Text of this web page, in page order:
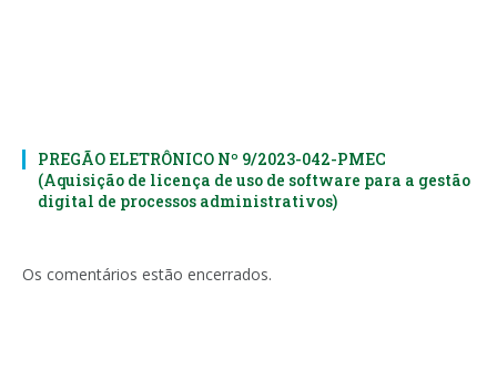
PREGÃO ELETRÔNICO Nº 9/2023-042-PMEC
(Aquisição de licença de uso de software para a gestão
digital de processos administrativos)
Os comentários estão encerrados.